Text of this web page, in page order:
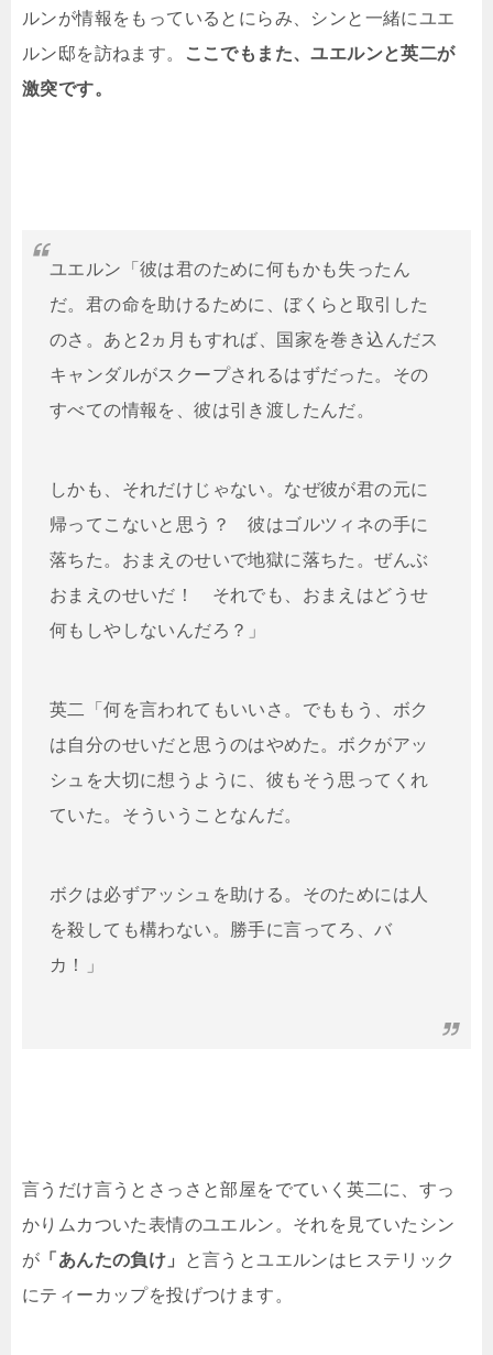
ルンが情報をもっているとにらみ、シンと一緒にユエ
ルン邸を訪ねます。
ここでもまた、ユエルンと英二が
激突です。
ユエルン「彼は君のために何もかも失ったん
だ。君の命を助けるために、ぼくらと取引した
のさ。あと2ヵ月もすれば、国家を巻き込んだス
キャンダルがスクープされるはずだった。その
すべての情報を、彼は引き渡したんだ。
しかも、それだけじゃない。なぜ彼が君の元に
帰ってこないと思う？ 彼はゴルツィネの手に
落ちた。おまえのせいで地獄に落ちた。ぜんぶ
おまえのせいだ！ それでも、おまえはどうせ
何もしやしないんだろ？」
英二「何を言われてもいいさ。でももう、ボク
は自分のせいだと思うのはやめた。ボクがアッ
シュを大切に想うように、彼もそう思ってくれ
ていた。そういうことなんだ。
ボクは必ずアッシュを助ける。そのためには人
を殺しても構わない。勝手に言ってろ、バ
カ！」
言うだけ言うとさっさと部屋をでていく英二に、すっ
かりムカついた表情のユエルン。それを見ていたシン
が 「あんたの負け」
と言うとユエルンはヒステリック
にティーカップを投げつけます。